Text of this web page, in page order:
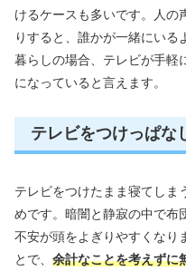
けるケースも多いです。人の
りすると、誰かが一緒にいる
暮らしの場合、テレビが手軽
になっていると言えます。
テレビをつけっぱな
テレビをつけたまま寝てしま
めです。暗闇と静寂の中で布
不安が頭をよぎりやすくなり
とで、 余計なことを考えずに